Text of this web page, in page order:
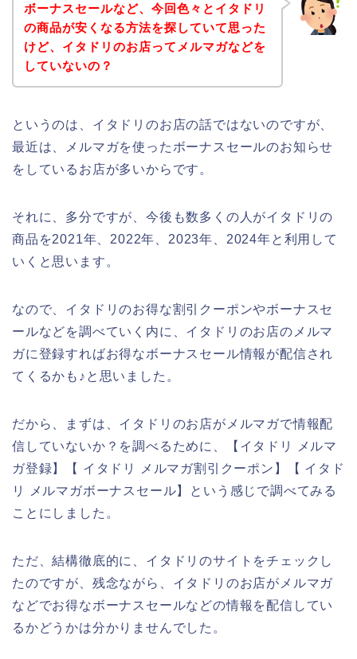
ボーナスセールなど、今回色々とイタドリ
の商品が安くなる方法を探していて思った
けど、イタドリのお店ってメルマガなどを
していないの？
というのは、イタドリのお店の話ではないのですが、
最近は、メルマガを使ったボーナスセールのお知らせ
をしているお店が多いからです。
それに、多分ですが、今後も数多くの人がイタドリの
商品を2021年、2022年、2023年、2024年と利用して
いくと思います。
なので、イタドリのお得な割引クーポンやボーナスセ
ールなどを調べていく内に、イタドリのお店のメルマ
ガに登録すればお得なボーナスセール情報が配信され
てくるかも♪と思いました。
だから、まずは、イタドリのお店がメルマガで情報配
信していないか？を調べるために、【イタドリ メルマ
ガ登録】【 イタドリ メルマガ割引クーポン】【 イタド
リ メルマガボーナスセール】という感じで調べてみる
ことにしました。
ただ、結構徹底的に、イタドリのサイトをチェックし
たのですが、残念ながら、イタドリのお店がメルマガ
などでお得なボーナスセールなどの情報を配信してい
るかどうかは分かりませんでした。